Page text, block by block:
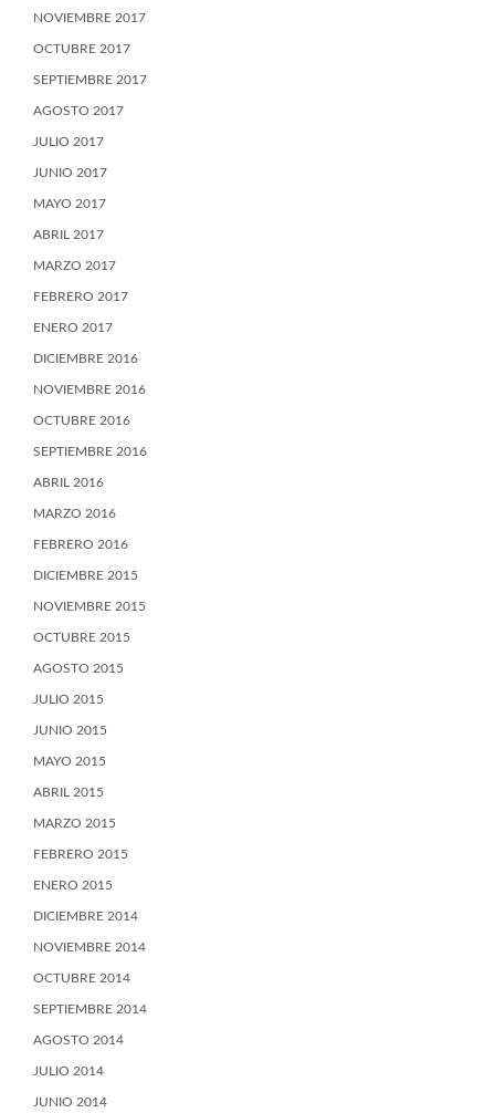
NOVIEMBRE 2017
OCTUBRE 2017
SEPTIEMBRE 2017
AGOSTO 2017
JULIO 2017
JUNIO 2017
MAYO 2017
ABRIL 2017
MARZO 2017
FEBRERO 2017
ENERO 2017
DICIEMBRE 2016
NOVIEMBRE 2016
OCTUBRE 2016
SEPTIEMBRE 2016
ABRIL 2016
MARZO 2016
FEBRERO 2016
DICIEMBRE 2015
NOVIEMBRE 2015
OCTUBRE 2015
AGOSTO 2015
JULIO 2015
JUNIO 2015
MAYO 2015
ABRIL 2015
MARZO 2015
FEBRERO 2015
ENERO 2015
DICIEMBRE 2014
NOVIEMBRE 2014
OCTUBRE 2014
SEPTIEMBRE 2014
AGOSTO 2014
JULIO 2014
JUNIO 2014